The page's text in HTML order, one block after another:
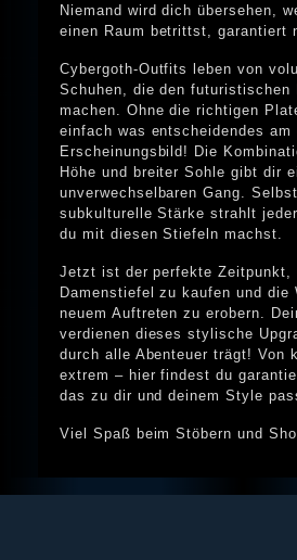
Niemand wird dich übersehen,
einen Raum betrittst, garantiert
Cybergoth-Outfits leben von
Schuhen, die den futuristischen
machen. Ohne die richtigen
einfach was entscheidendes am
Erscheinungsbild! Die
Höhe und breiter Sohle gibt dir
unverwechselbaren Gang.
subkulturelle Stärke strahlt
du mit diesen Stiefeln machst.
Jetzt ist der perfekte Zeitpunkt,
Damenstiefel zu kaufen und die
neuem Auftreten zu erobern.
verdienen dieses stylische
durch alle Abenteuer trägt! Von
extrem – hier findest du
das zu dir und deinem Style
Viel Spaß beim Stöbern und